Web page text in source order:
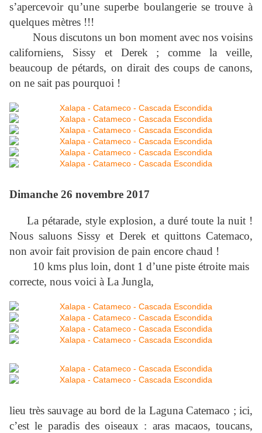
s’apercevoir qu’une superbe boulangerie se trouve à
quelques mètres !!!
Nous discutons un bon moment avec nos voisins
californiens, Sissy et Derek ; comme la veille,
beaucoup de pétards, on dirait des coups de canons,
on ne sait pas pourquoi !
Dimanche 26 novembre 2017
La pétarade, style explosion, a duré toute la nuit !
Nous saluons Sissy et Derek et quittons Catemaco,
non avoir fait provision de pain encore chaud !
10 kms plus loin, dont 1 d’une piste étroite mais
correcte, nous voici à La Jungla,
lieu très sauvage au bord de la Laguna Catemaco ; ici,
c’est le paradis des oiseaux : aras macaos, toucans,